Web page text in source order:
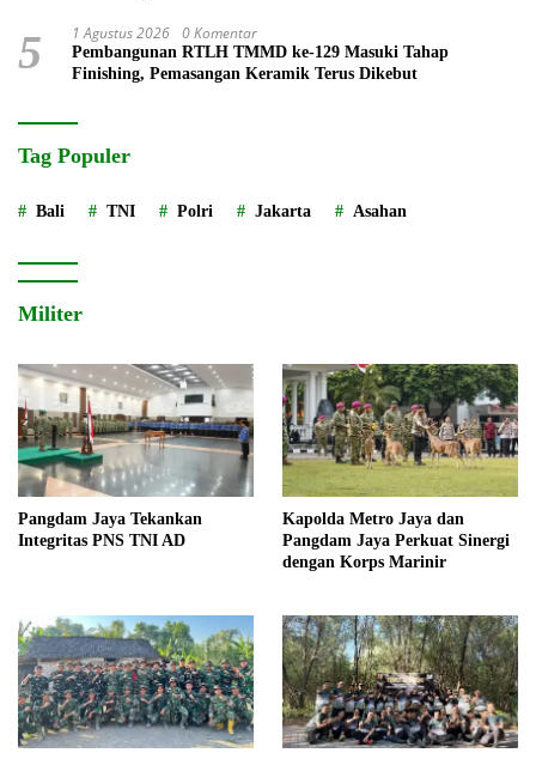
5 1 Agustus 2026 0 Komentar
Pembangunan RTLH TMMD ke-129 Masuki Tahap
Finishing, Pemasangan Keramik Terus Dikebut
Tag Populer
Bali TNI Polri Jakarta Asahan
Militer
Pangdam Jaya Tekankan
Integritas PNS TNI AD
Kapolda Metro Jaya dan
Pangdam Jaya Perkuat Sinergi
dengan Korps Marinir